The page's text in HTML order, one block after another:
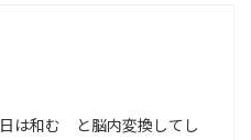
は和む と脳内変換してし